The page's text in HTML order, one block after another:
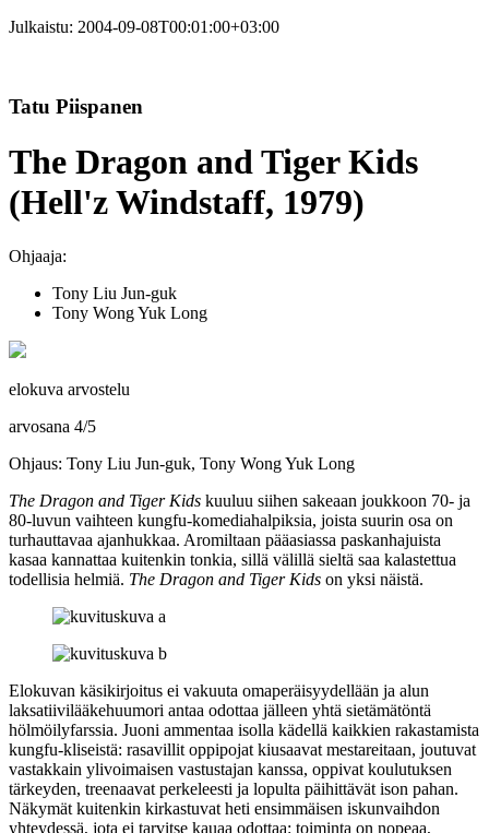
Julkaistu: 2004-09-08T00:01:00+03:00
Tatu Piispanen
The Dragon and Tiger Kids
(Hell'z Windstaff, 1979)
Ohjaaja:
Tony Liu Jun-guk
Tony Wong Yuk Long
elokuva arvostelu
arvosana 4/5
Ohjaus: Tony Liu Jun-guk, Tony Wong Yuk Long
The Dragon and Tiger Kids kuuluu siihen sakeaan joukkoon 70‑ ja
80‑luvun vaihteen kungfu-komediahalpiksia, joista suurin osa on
turhauttavaa ajanhukkaa. Aromiltaan pääasiassa paskanhajuista
kasaa kannattaa kuitenkin tonkia, sillä välillä sieltä saa kalastettua
todellisia helmiä. The Dragon and Tiger Kids on yksi näistä.
Elokuvan käsikirjoitus ei vakuuta omaperäisyydellään ja alun
laksatiivilääkehuumori antaa odottaa jälleen yhtä sietämätöntä
hölmöilyfarssia. Juoni ammentaa isolla kädellä kaikkien rakastamista
kungfu-kliseistä: rasavillit oppipojat kiusaavat mestareitaan, joutuvat
vastakkain ylivoimaisen vastustajan kanssa, oppivat koulutuksen
tärkeyden, treenaavat perkeleesti ja lopulta päihittävät ison pahan.
Näkymät kuitenkin kirkastuvat heti ensimmäisen iskunvaihdon
yhteydessä, jota ei tarvitse kauaa odottaa: toiminta on nopeaa,